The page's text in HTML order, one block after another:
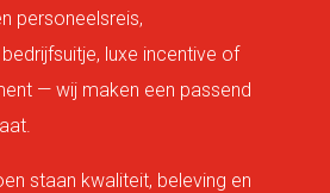
personeelsreis,
luxe incentive of
— wij maken een passend
staan kwaliteit, beleving en